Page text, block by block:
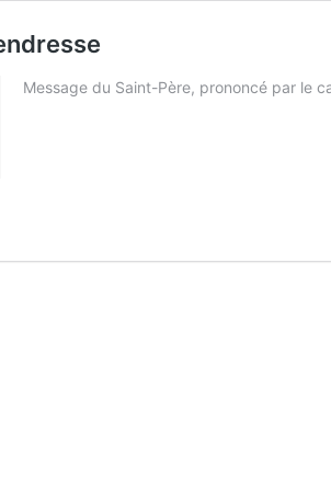
Message du Saint-Père, prononcé par le